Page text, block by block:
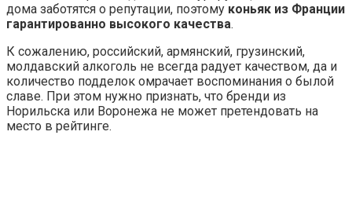
дома заботятся о репутации, поэтому коньяк из Франции
гарантированно высокого качества.
К сожалению, российский, армянский, грузинский,
молдавский алкоголь не всегда радует качеством, да и
количество подделок омрачает воспоминания о былой
славе. При этом нужно признать, что бренди из
Норильска или Воронежа не может претендовать на
место в рейтинге.